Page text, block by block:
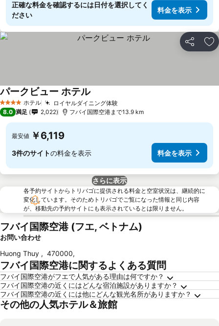
正確な料金を確認するには日付を選択してく
ださい
料金を表示
シェア お
4 ホテルのランク
ホテル ロイヤルダイニング体験料金を表示
パークビュー ホテル
8.0 満足 2,022 フバイ国際空港まで13.9 km
最安値 ￥6,119
3件のサイトの料金を表示 料金を表示
さらに表示
各予約サイトからトリバゴに提供される料金と空室状況は、継続的に
変化しています。そのためトリバゴでご覧になった情報と同じ内容
が、移動先の予約サイトにも表示されているとは限りません。
フバイ国際空港 (フエ, ベトナム)
お問い合わせ
Huong Thuy , 470000,
フバイ国際空港に関するよくある質問
フバイ国際空港がフエで人気がある理由は何ですか？
フバイ国際空港の近くにはどんな宿泊施設がありますか？
フバイ国際空港の近くには他にどんな観光名所がありますか？
その他の人気ホテル＆旅館